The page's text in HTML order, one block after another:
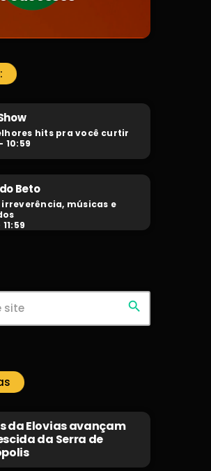
hits pra você curtir
10:59
Beto
músicas e
search
da Elovias avançam
da Serra de